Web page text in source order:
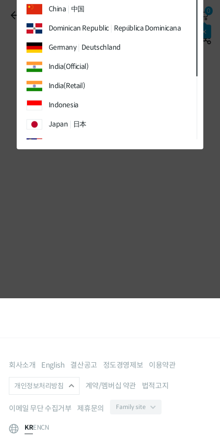
메뉴
바로가기
바로가기
바로가기
0
패키지최대 할인적용중!
회사소개 English 결산공고 정도경영제보 이용약관
개인정보처리방침 계약/멤버십 약관 법적고지
이메일 무단 수집거부 제휴문의
KRENCN
China 中国
Dominican Republic República Dominicana
Germany Deutschland
India(Official)
India(Retail)
Indonesia
Japan 日本